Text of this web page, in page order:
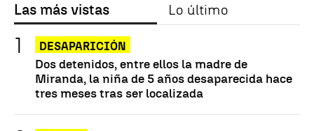
Las más vistas Lo último
DESAPARICIÓN
Dos detenidos, entre ellos la madre de
Miranda, la niña de 5 años desaparecida hace
tres meses tras ser localizada